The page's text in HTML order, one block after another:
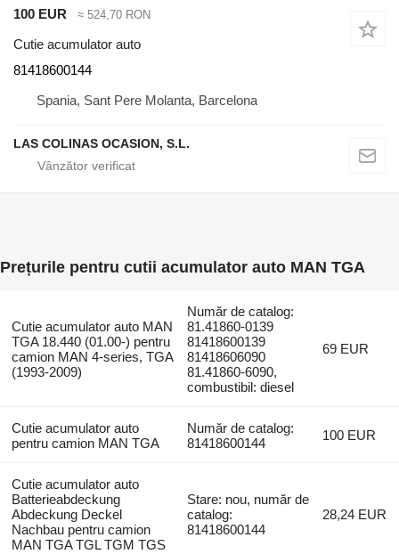
100 EUR ≈ 524,70 RON
Cutie acumulator auto
81418600144
Spania, Sant Pere Molanta, Barcelona
LAS COLINAS OCASION, S.L.
Prețurile pentru cutii acumulator auto MAN TGA
Cutie acumulator auto MAN
TGA 18.440 (01.00-) pentru
camion MAN 4-series, TGA
(1993-2009)
Număr de catalog:
81.41860-0139
81418600139
81418606090
81.41860-6090,
combustibil: diesel
69 EUR
Cutie acumulator auto
pentru camion MAN TGA
Număr de catalog:
81418600144
100 EUR
Cutie acumulator auto
Batterieabdeckung
Abdeckung Deckel
Nachbau pentru camion
MAN TGA TGL TGM TGS
Stare: nou, număr de
catalog:
81418600144
28,24 EUR